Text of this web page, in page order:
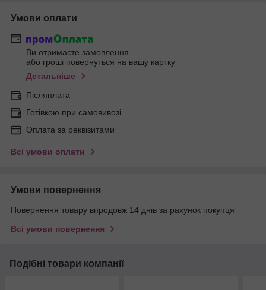
Умови оплати
Ви отримаєте замовлення
або гроші повернуться на вашу картку
Детальніше
Післяплата
Готівкою при самовивозі
Оплата за реквізитами
Всі умови оплати
Умови повернення
Повернення товару впродовж 14 днів за рахунок покупця
Всі умови повернення
Подібні товари компанії